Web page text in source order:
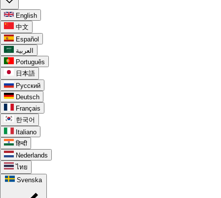
English
中文
Español
العربية
Português
日本語
Русский
Deutsch
Français
한국어
Italiano
हिन्दी
Nederlands
ไทย
Svenska